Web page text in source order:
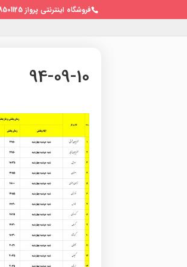
فروشگاه اینترنتی پرواز 09128501125 / 02122691010
94-09-10